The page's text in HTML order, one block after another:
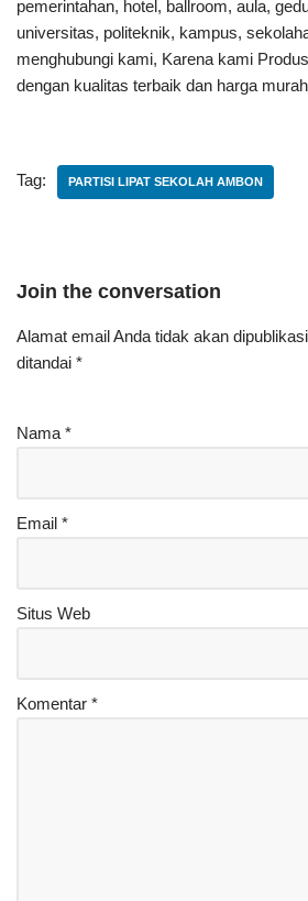
pemerintahan, hotel, ballroom, aula,
universitas, politeknik, kampus,
menghubungi kami, Karena kami
dengan kualitas terbaik dan harga
Tag: PARTISI LIPAT SEKOLAH AMBON
Join the conversation
Alamat email Anda tidak akan
ditandai *
Nama *
Email *
Situs Web
Komentar *